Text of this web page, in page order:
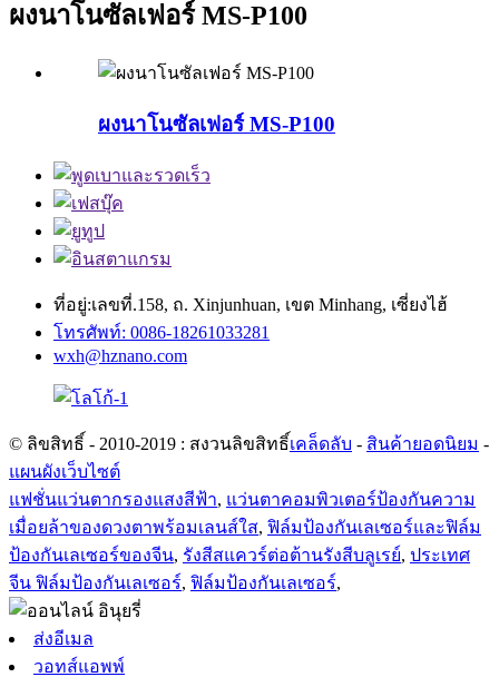
ผงนาโนซัลเฟอร์ MS-P100
ผงนาโนซัลเฟอร์ MS-P100
ที่อยู่:เลขที่.158, ถ. Xinjunhuan, เขต Minhang, เซี่ยงไฮ้
โทรศัพท์: 0086-18261033281
wxh@hznano.com
© ลิขสิทธิ์ - 2010-2019 : สงวนลิขสิทธิ์เคล็ดลับ - สินค้ายอดนิยม -
แผนผังเว็บไซต์
แฟชั่นแว่นตากรองแสงสีฟ้า, แว่นตาคอมพิวเตอร์ป้องกันความ
เมื่อยล้าของดวงตาพร้อมเลนส์ใส, ฟิล์มป้องกันเลเซอร์และฟิล์ม
ป้องกันเลเซอร์ของจีน, รังสีสแควร์ต่อต้านรังสีบลูเรย์, ประเทศ
จีน ฟิล์มป้องกันเลเซอร์, ฟิล์มป้องกันเลเซอร์,
ส่งอีเมล
วอทส์แอพพ์